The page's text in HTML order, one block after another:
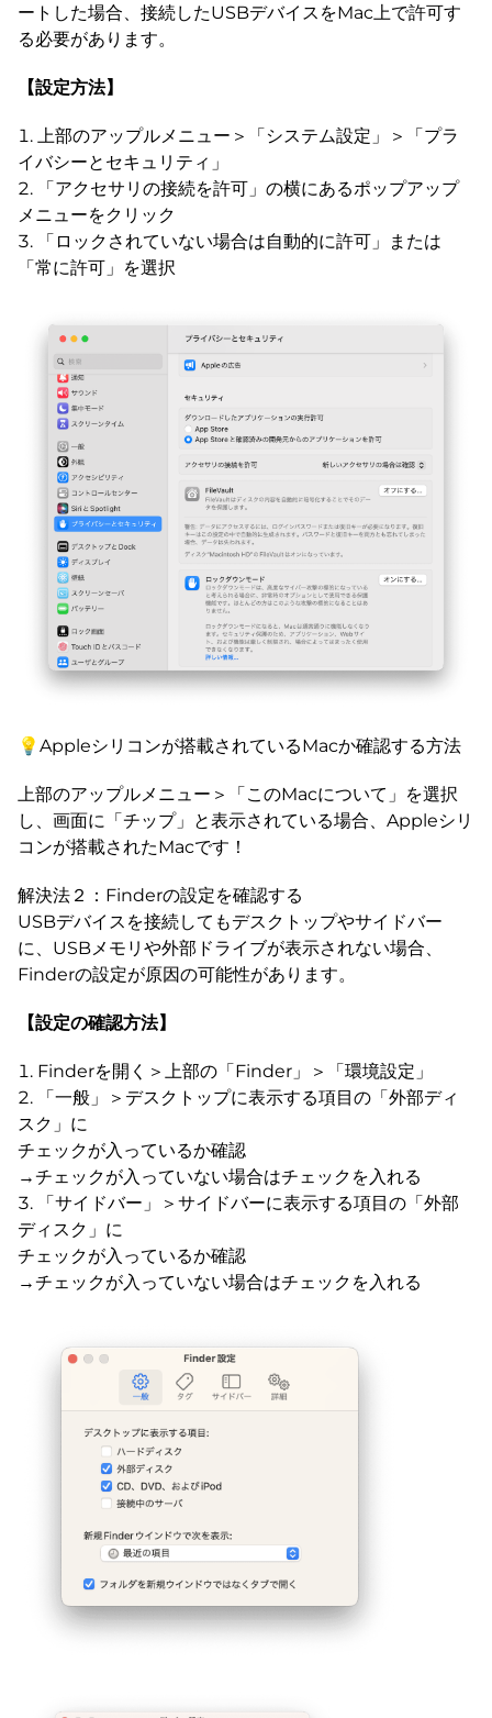
ートした場合、接続したUSBデバイスをMac上で許可す
る必要があります。
【設定方法】
上部のアップルメニュー＞「システム設定」＞「プラ
イバシーとセキュリティ」
「アクセサリの接続を許可」の横にあるポップアップ
メニューをクリック
「ロックされていない場合は自動的に許可」または
「常に許可」を選択
💡Appleシリコンが搭載されているMacか確認する方法
上部のアップルメニュー＞「このMacについて」を選択
し、画面に「チップ」と表示されている場合、Appleシリ
コンが搭載されたMacです！
解決法２：Finderの設定を確認する
USBデバイスを接続してもデスクトップやサイドバー
に、USBメモリや外部ドライブが表示されない場合、
Finderの設定が原因の可能性があります。
【設定の確認方法】
Finderを開く＞上部の「Finder」＞「環境設定」
「一般」＞デスクトップに表示する項目の「外部ディ
スク」に
チェックが入っているか確認
→チェックが入っていない場合はチェックを入れる
「サイドバー」＞サイドバーに表示する項目の「外部
ディスク」に
チェックが入っているか確認
→チェックが入っていない場合はチェックを入れる